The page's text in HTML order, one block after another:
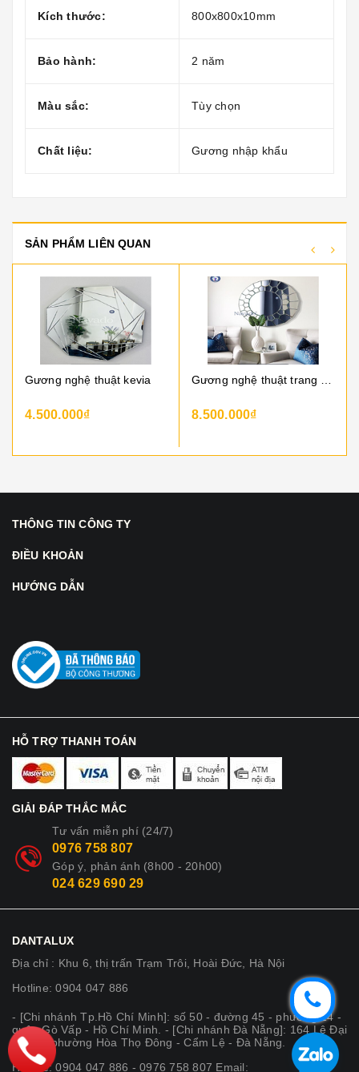
Kích thước: 800x800x10mm
Bảo hành: 2 năm
Màu sắc: Tùy chọn
Chất liệu: Gương nhập khẩu
SẢN PHẨM LIÊN QUAN
Gương nghệ thuật kevia
4.500.000₫ 8.500.000₫
THÔNG TIN CÔNG TY
ĐIỀU KHOẢN
HƯỚNG DẪN
HỖ TRỢ THANH TOÁN
GIẢI ĐÁP THẮC MẮC
Tư vấn miễn phí (24/7)
0976 758 807
Góp ý, phản ánh (8h00 - 20h00)
024 629 690 29
DANTALUX
Địa chỉ : Khu 6, thị trấn Trạm Trôi, Hoài Đức, Hà Nội
Hotline: 0904 047 886
- [Chi nhánh Tp.Hồ Chí Minh]: số 50 - đường 45 - phường 14 -
quận Gò Vấp - Hồ Chí Minh. - [Chi nhánh Đà Nẵng]: 164 Lê Đại
Hành - phường Hòa Thọ Đông - Cẩm Lệ - Đà Nẵng.
Hotline: 0904 047 886 - 0976 758 807 Email: